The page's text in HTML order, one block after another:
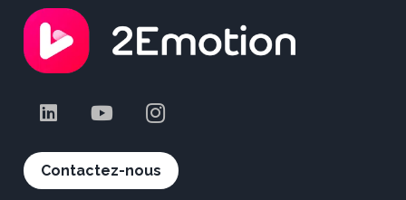
Contactez-nous